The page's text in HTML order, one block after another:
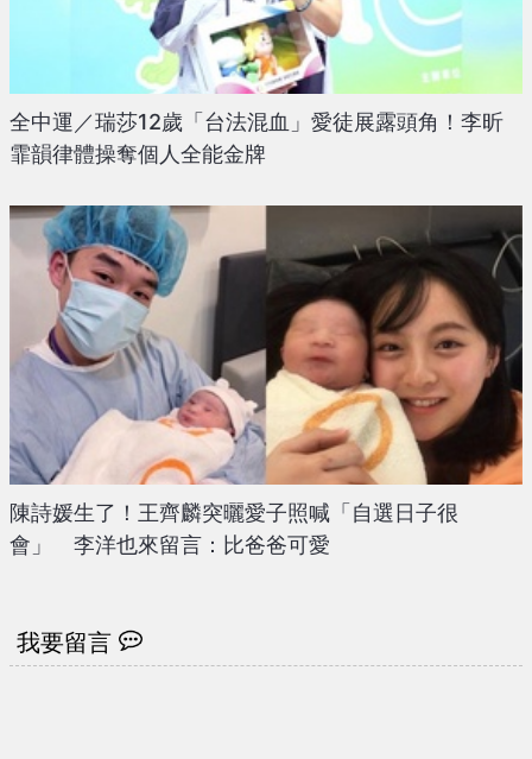
全中運／瑞莎12歲「台法混血」愛徒展露頭角！李昕
霏韻律體操奪個人全能金牌
陳詩媛生了！王齊麟突曬愛子照喊「自選日子很
會」 李洋也來留言：比爸爸可愛
我要留言